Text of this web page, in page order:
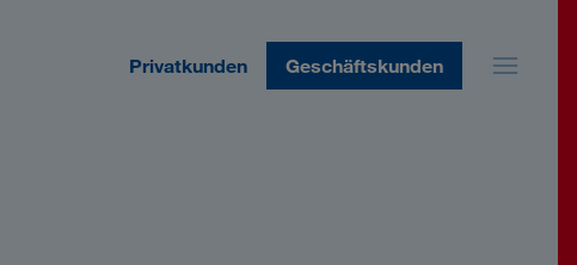
Privatkunden Geschäftskunden